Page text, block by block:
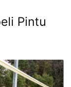
Pintu